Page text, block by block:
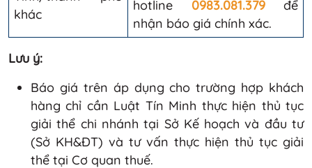
khác
hotline 0983.081.379để
nhận báo giá chính xác.
Lưu ý:
Báo giá trên áp dụng cho trường hợp khách
hàng chỉ cần Luật Tín Minh thực hiện thủ tục
giải thể chi nhánh tại Sở Kế hoạch và đầu tư
(Sở KH&ĐT) và tư vấn thực hiện thủ tục giải
thể tại Cơ quan thuế.